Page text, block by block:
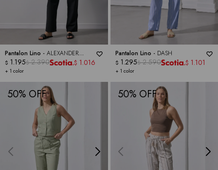
Pantalon Lino - ALEXANDER
JORDAN
+ 1 color
$ 1.195$ 2.390 $ 1.016
Pantalon Lino - DASH
+ 1 color
$ 1.295$ 2.590 $ 1.101
50 50